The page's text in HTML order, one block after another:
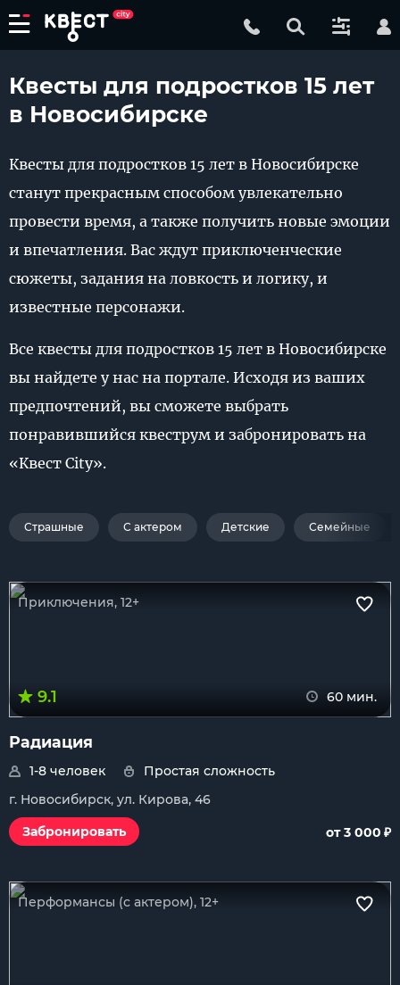
Квесты для подростков 15 лет
в Новосибирске
Квесты для подростков 15 лет в Новосибирске
станут прекрасным способом увлекательно
провести время, а также получить новые эмоции
и впечатления. Вас ждут приключенческие
сюжеты, задания на ловкость и логику, и
известные персонажи.
Все квесты для подростков 15 лет в Новосибирске
вы найдете у нас на портале. Исходя из ваших
предпочтений, вы сможете выбрать
понравившийся квеструм и забронировать на
«Квест City».
Страшные С актером Детские Семейные
Приключения, 12+
9.1 60 мин.
Радиация
1-8 человек
Простая сложность
г. Новосибирск, ул. Кирова, 46
Забронировать
от 3 000 ₽
Перформансы (с актером), 12+